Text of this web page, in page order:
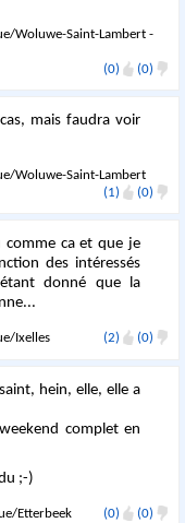
Woluwe-Saint-Lambert -
(0)
(0)
mais faudra voir
Woluwe-Saint-Lambert
(1)
(0)
ca et que je
des intéressés
donné que la
Ixelles (2) (0)
hein, elle, elle a
complet en
;-)
Etterbeek (0) (0)